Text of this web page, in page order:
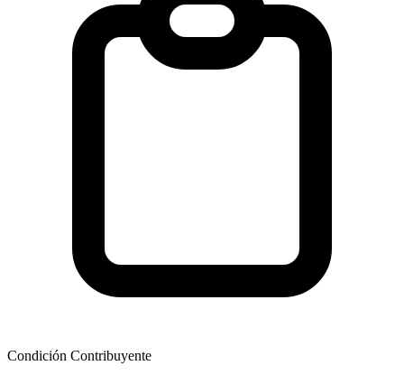
Condición Contribuyente